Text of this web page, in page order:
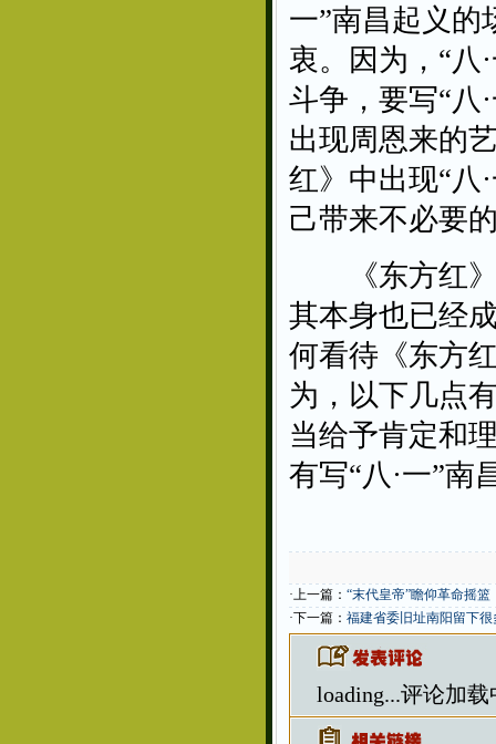
一”南昌起义的
衷。因为，“八
斗争，要写“八
出现周恩来的
红》中出现“八
己带来不必要
《东方红》
其本身也已经
何看待《东方
为，以下几点
当给予肯定和
有写“八·一”南
·上一篇： “末代皇帝”瞻仰革命摇篮
·下一篇： 福建省委旧址南阳留下很
loading...评论加载